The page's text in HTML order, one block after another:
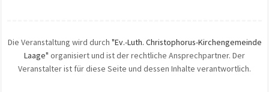
Die Veranstaltung wird durch "Ev.-Luth. Christophorus-Kirchengemeinde
Laage" organisiert und ist der rechtliche Ansprechpartner. Der
Veranstalter ist für diese Seite und dessen Inhalte verantwortlich.